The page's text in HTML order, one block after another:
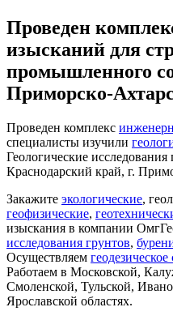
Проведен
изысканий для
промышленного
Приморско-
Проведен комплекс
специалисты изучили
Геологические
Краснодарский край, г.
Закажите экологические,
геофизические,
изыскания в компании
исследования грунтов,
Осуществляем
Работаем в Московской,
Смоленской, Тульской,
Ярославской областях.